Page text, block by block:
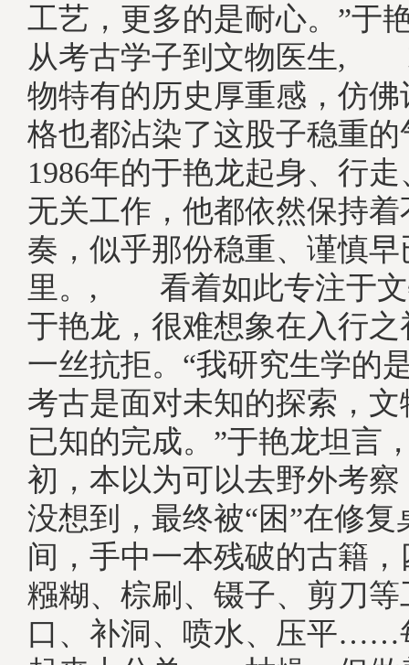
工艺，更多的是耐心。”
从考古学子到文物医生,
物特有的历史厚重感，仿
格也都沾染了这股子稳重
1986年的于艳龙起身、行
无关工作，他都依然保持
奏，似乎那份稳重、谨慎
里。, 看着如此专注于文
于艳龙，很难想象在入行
一丝抗拒。“我研究生学的
考古是面对未知的探索，
已知的完成。”于艳龙坦言
初，本以为可以去野外考
没想到，最终被“困”在修复
间，手中一本残破的古籍
糨糊、棕刷、镊子、剪刀
口、补洞、喷水、压平……